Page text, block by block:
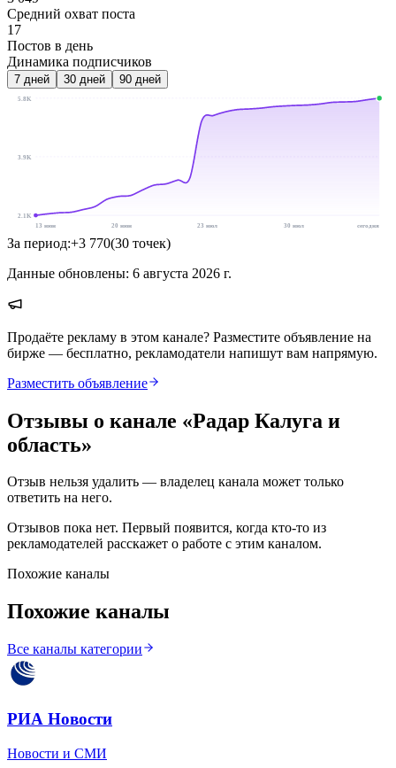
Средний охват поста
17
Постов в день
Динамика подписчиков
7 дней 30 дней 90 дней
5.8K
3.9K
2.1K
13 июн
20 июн 23 июл 30 июл сегодня
За период:+3 770(30 точек)
Данные обновлены: 6 августа 2026 г.
Продаёте рекламу в этом канале? Разместите объявление на
бирже — бесплатно, рекламодатели напишут вам напрямую.
Разместить объявление
Отзывы о канале «Радар Калуга и
область»
Отзыв нельзя удалить — владелец канала может только
ответить на него.
Отзывов пока нет. Первый появится, когда кто-то из
рекламодателей расскажет о работе с этим каналом.
Похожие каналы
Похожие каналы
Все каналы категории
РИА Новости
Новости и СМИ